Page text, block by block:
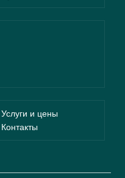
Услуги и цены
Контакты